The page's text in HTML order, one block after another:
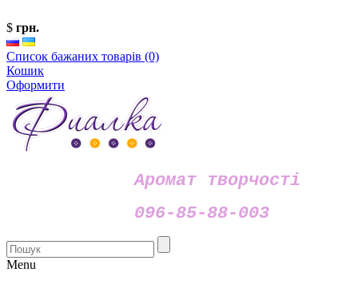
$ грн.
Список бажаних товарів (0)
Кошик
Оформити
Аромат творчості
096-85-88-003
Menu